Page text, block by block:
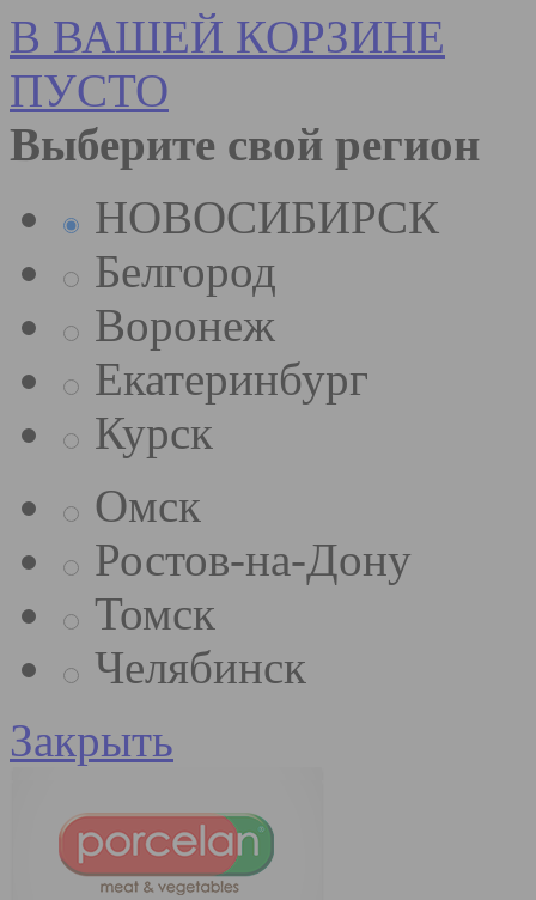
В ВАШЕЙ КОРЗИНЕ
ПУСТО
Выберите свой регион
НОВОСИБИРСК
Белгород
Воронеж
Екатеринбург
Курск
Омск
Ростов-на-Дону
Томск
Челябинск
Закрыть